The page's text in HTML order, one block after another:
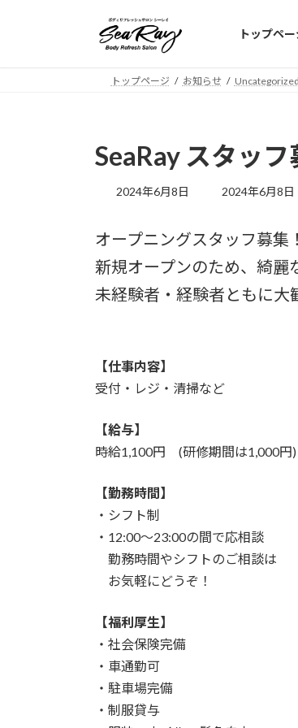
トップペ
トップページ お知らせ Uncategorized
SeaRay スタッフ
2024年6月8日
最
新
時
2024年6月8日
オープニングスタッフ募集！
新規オープンのため、綺麗
未経験者・経験者ともに大
【仕事内容】
受付・レジ・清掃など
【給与】
時給1,100円 (研修期間は1,000円)
【勤務時間】
・シフト制
・12:00～23:00の間で応相談
勤務時間やシフトのご相談は
お気軽にどうぞ！
【福利厚生】
・社会保険完備
・車通勤可
・駐車場完備
・制服貸与